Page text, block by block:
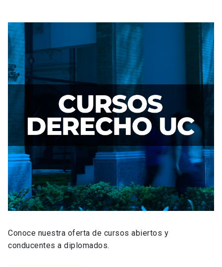
Conoce nuestra oferta de cursos abiertos y
conducentes a diplomados.